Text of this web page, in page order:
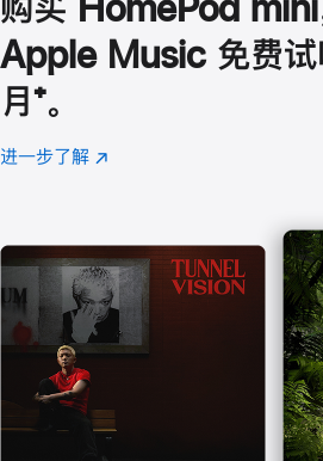
购买 HomePod mini
Apple Music 免费试
月 脚
注
⁺。
进一步了解 Apple
(在
口
中
打
开)